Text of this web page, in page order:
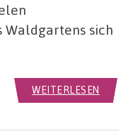
Waldgartens sich
WEITERLESEN